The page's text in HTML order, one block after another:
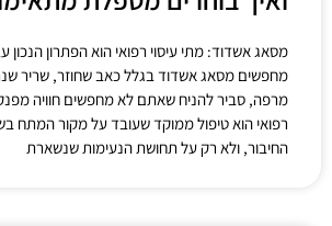
מסאג אשדוד: מתי עיסוי רפואי הוא הפתרון
מחפשים מסאג אשדוד בגלל כאב שחוזר, שריר
מרפה, סביר להניח שאתם לא מחפשים חוויה
רפואי הוא טיפול ממוקד שעובד על מקור המתח
החיבור, ולא רק על תחושת הנעימות שנשארת